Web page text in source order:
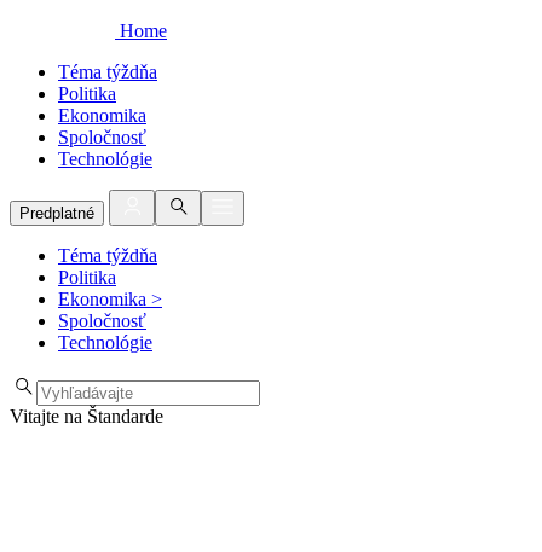
Home
Téma týždňa
Politika
Ekonomika
Spoločnosť
Technológie
Predplatné
Téma týždňa
Politika
Ekonomika >
Spoločnosť
Technológie
Vitajte na Štandarde